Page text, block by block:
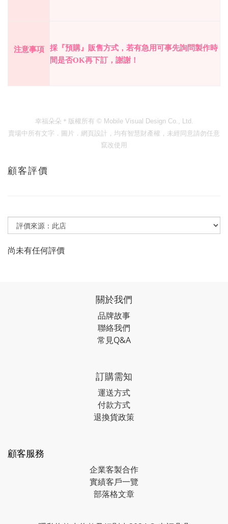
注意事項
採『預購』販售方式，若有急用可事先詢問製作時
間是否OK再下訂，謝謝！
幸福朵朵＊版權所有 © Mobile Visual Design Co., Ltd.
賣場中所有文字．圖片．網頁設計，均有智慧財產權，未經同意請勿任意
竄改使用
顧客評價
尚未有任何評價
關於我們
品牌故事
聯絡我們
常見Q&A
訂購需知
運送方式
付款方式
退換貨政策
顧客服務
企業客製合作
實績客戶一覽
部落格文章